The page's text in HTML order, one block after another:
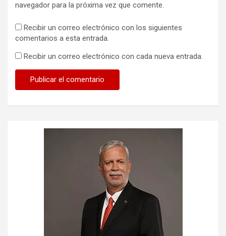
navegador para la próxima vez que comente.
Recibir un correo electrónico con los siguientes
comentarios a esta entrada.
Recibir un correo electrónico con cada nueva entrada.